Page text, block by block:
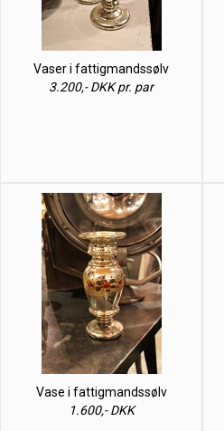
Vaser i fattigmandssølv
3.200,- DKK pr. par
Vase i fattigmandssølv
1.600,- DKK